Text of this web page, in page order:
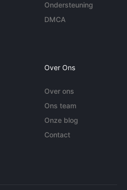
Ondersteuning
DMCA
Over Ons
Over ons
Ons team
Onze blog
Contact